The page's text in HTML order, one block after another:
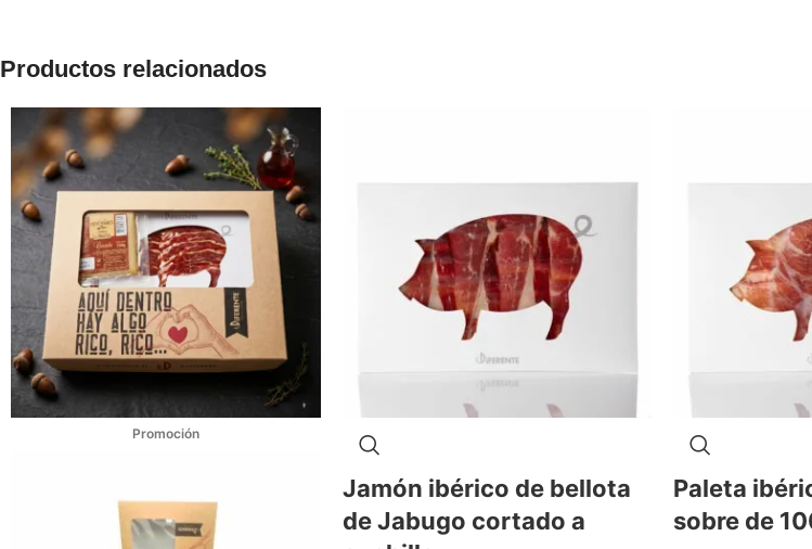
Productos relacionados
Jamón ibérico de bellota
de Jabugo cortado a
Paleta
sobre de